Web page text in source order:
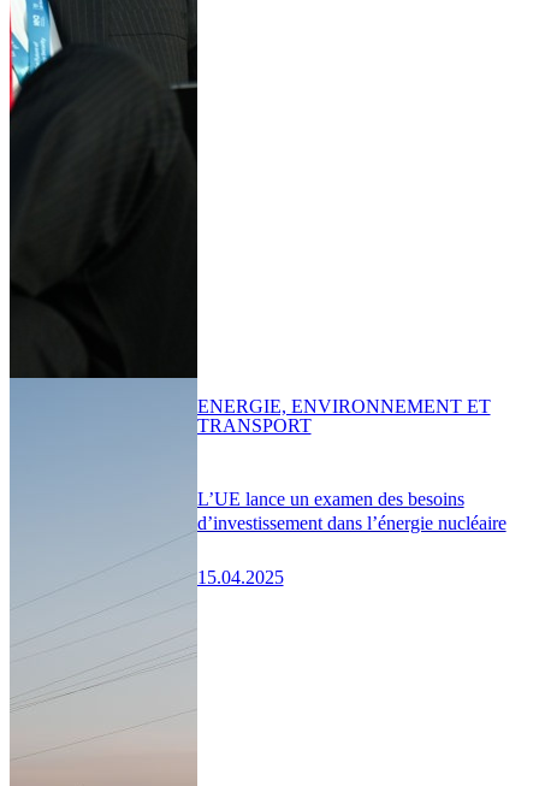
L’UE lance un examen des besoins
d’investissement dans l’énergie nucléaire
15.04.2025
ENERGIE, ENVIRONNEMENT ET
TRANSPORT